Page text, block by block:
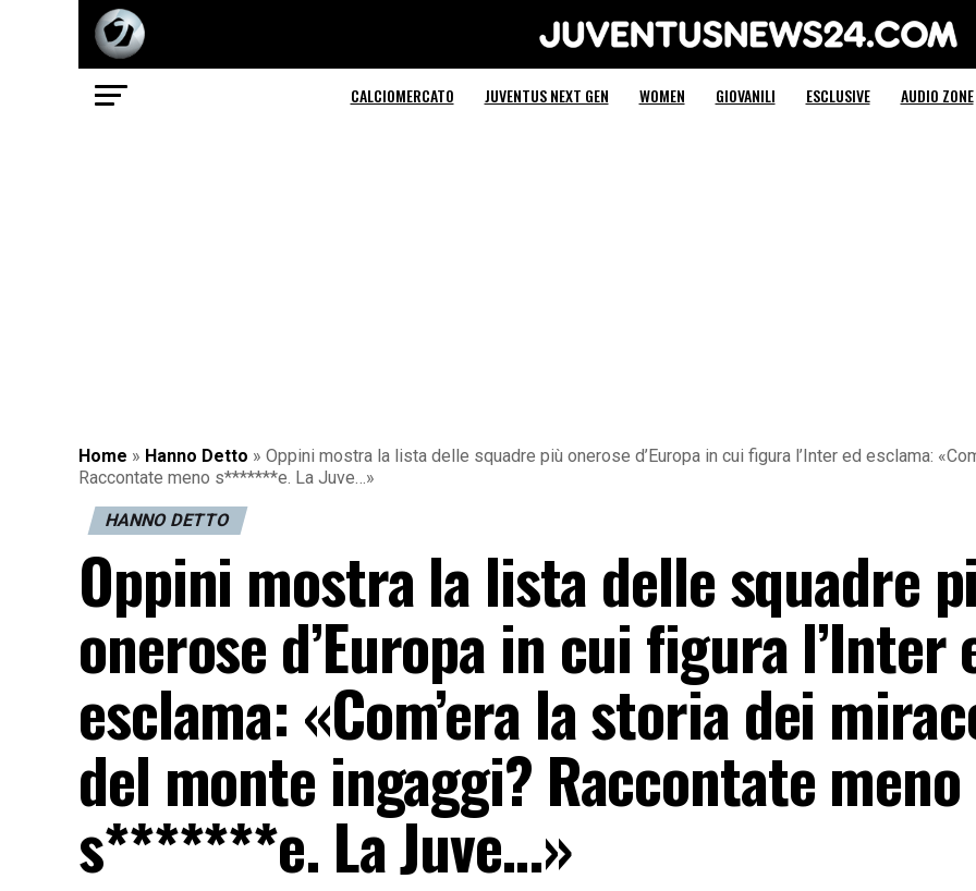
Juventus News 24
CALCIOMERCATO JUVENTUS NEXT GEN WOMEN GIOVANILI ESCLUSIVE AUDIO ZONE
Home » Hanno Detto » Oppini mostra la lista delle squadre più onerose d’Europa in cui figura l’Inter ed esclama:
Raccontate meno s*******e. La Juve…»
HANNO DETTO
Oppini mostra la lista delle squadre
onerose d’Europa in cui figura l’Inter
esclama: «Com’era la storia dei
del monte ingaggi? Raccontate meno
s*******e. La Juve…»